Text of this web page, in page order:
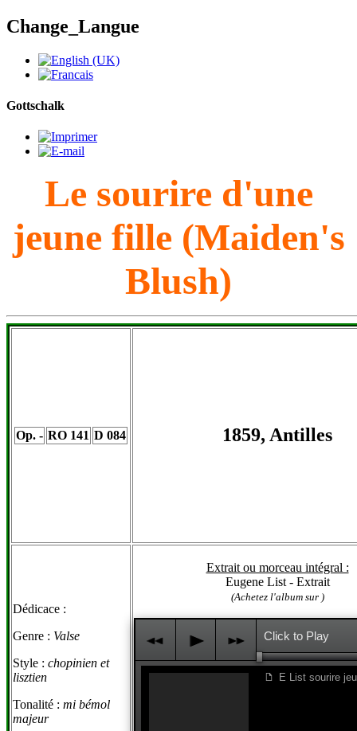
Change_Langue
Gottschalk
Le sourire d'une
jeune fille (Maiden's
Blush)
Op. - RO 141 D 084 1859, Antilles
Dédicace :
Genre : Valse
Style : chopinien et
lisztien
Tonalité : mi bémol
majeur
Extrait ou morceau intégral :
Eugene List - Extrait
(Achetez l'album sur )
p
j k
f E List sourire
Click to Play